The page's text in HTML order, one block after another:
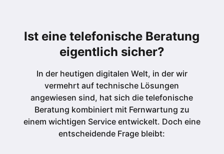
Ist eine telefonische Beratung
eigentlich sicher?
In der heutigen digitalen Welt, in der wir
vermehrt auf technische Lösungen
angewiesen sind, hat sich die telefonische
Beratung kombiniert mit Fernwartung zu
einem wichtigen Service entwickelt. Doch eine
entscheidende Frage bleibt: